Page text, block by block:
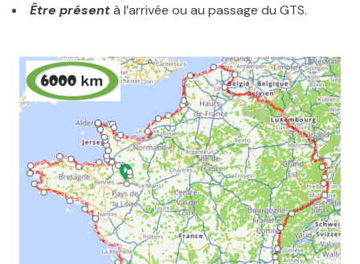
Être présentà l’arrivée ou au passage du GTS.